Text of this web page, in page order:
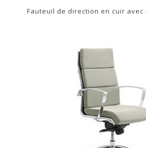
Fauteuil de direction en cuir avec